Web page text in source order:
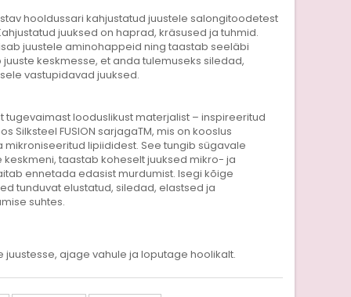
hooldussari kahjustatud juustele salongitoodetest
juuksed on haprad, kräsused ja tuhmid.
juustele aminohappeid ning taastab seeläbi
juuste keskmesse, et anda tulemuseks siledad,
vastupidavad juuksed.
tugevaimast looduslikust materjalist – inspireeritud
Silksteel FUSION sarjagaTM, mis on kooslus
lipiididest. See tungib sügavale
keskmeni, taastab koheselt juuksed mikro- ja
ennetada edasist murdumist. Isegi kõige
tunduvat elustatud, siledad, elastsed ja
suhtes.
ajage vahule ja loputage hoolikalt.